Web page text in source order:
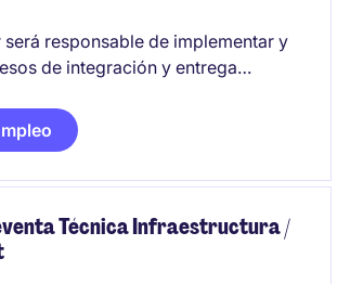
será responsable de implementar y
de integración y entrega
con experiencia en herramientas de
y gestión de infraestructura para un
Técnica Infraestructura /